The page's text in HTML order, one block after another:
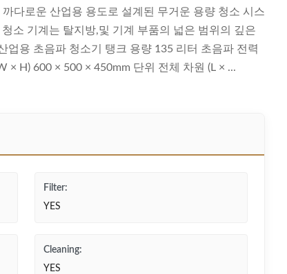
다로운 산업용 용도로 설계된 무거운 용량 청소 시스
소 기계는 탈지방,및 기계 부품의 넓은 범위의 깊은
업용 초음파 청소기 탱크 용량 135 리터 초음파 전력
× H) 600 × 500 × 450mm 단위 전체 차원 (L × ...
Filter:
YES
Cleaning:
YES